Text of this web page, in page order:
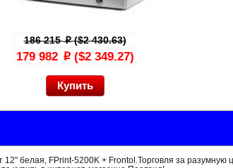
186 215p($2 430.63)
179 982 p($2 349.27)
12" белая, FPrint-5200K + Frontol.Торговля за разумную